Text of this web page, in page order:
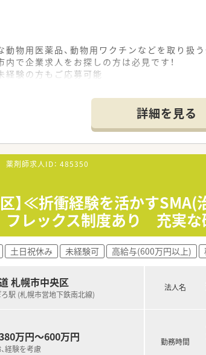
物用医薬品、動物用ワクチンなどを取り扱
で企業求人をお探しの方は必見です！
経験の方もご応募可能
剤師として取り扱い医薬品の管理業務
ついての問い合わせの対応、譲渡書・譲受書
詳細を見る
薬剤師求人ID： 485350
区】≪折衝経験を活かす
レックス制度あり 充実
土日祝休み 未経験可 高給与(600万円以上)
札幌市中央区
駅 (札幌市営地下鉄南北線)
万円～600万円
経験を考慮
法人名
勤務時間